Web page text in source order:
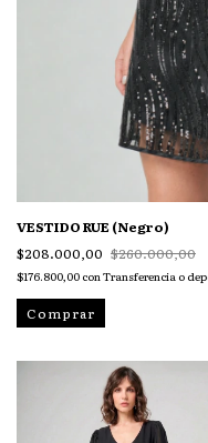
VESTIDO RUE (Negro)
$208.000,00 $260.000,00
$176.800,00 conTransferencia o
Comprar